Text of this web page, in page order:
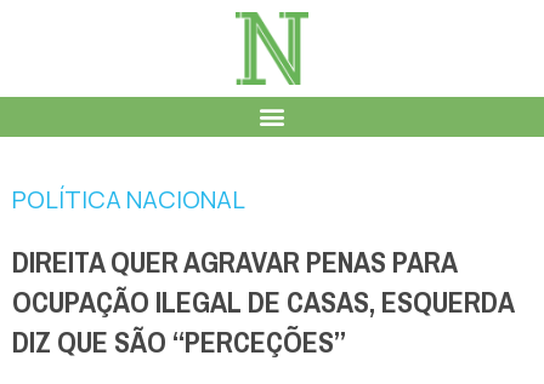
POLÍTICA NACIONAL
DIREITA QUER AGRAVAR PENAS PARA
OCUPAÇÃO ILEGAL DE CASAS, ESQUERDA
DIZ QUE SÃO “PERCEÇÕES”